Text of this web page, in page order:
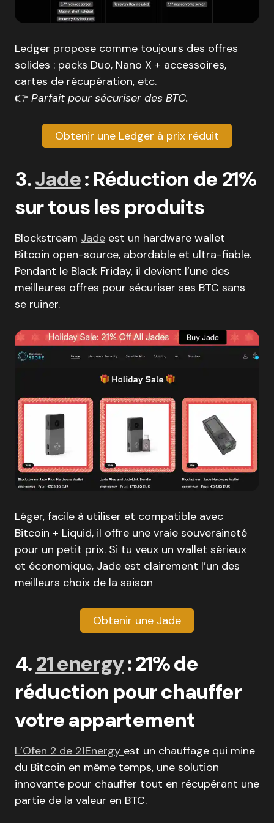
Ledger propose comme toujours des offres
solides : packs Duo, Nano X + accessoires,
cartes de récupération, etc.
👉 Parfait pour sécuriser des BTC.
Obtenir une Ledger à prix réduit
3.Jade: Réduction de 21%
sur tous les produits
Blockstream Jade est un hardware wallet
Bitcoin open-source, abordable et ultra-fiable.
Pendant le Black Friday, il devient l’une des
meilleures offres pour sécuriser ses BTC sans
se ruiner.
Léger, facile à utiliser et compatible avec
Bitcoin + Liquid, il offre une vraie souveraineté
pour un petit prix. Si tu veux un wallet sérieux
et économique, Jade est clairement l’un des
meilleurs choix de la saison
Obtenir une Jade
4.21 energy: 21% de
réduction pour chauffer
votre appartement
L’Ofen 2 de 21Energy est un chauffage qui mine
du Bitcoin en même temps, une solution
innovante pour chauffer tout en récupérant une
partie de la valeur en BTC.